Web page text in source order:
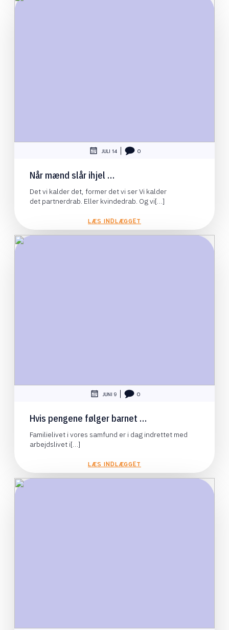
JULI 14 0
Når mænd slår ihjel …
Det vi kalder det, former det vi ser Vi kalder
det partnerdrab. Eller kvindedrab. Og vi[…]
LÆS INDLÆGGET
JUNI 9 0
Hvis pengene følger barnet …
Familielivet i vores samfund er i dag indrettet med
arbejdslivet i[…]
LÆS INDLÆGGET